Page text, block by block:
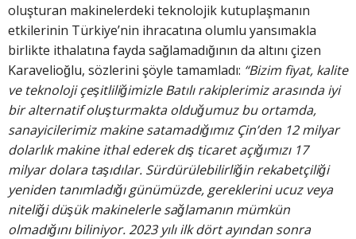
oluşturan makinelerdeki teknolojik kutuplaşmanın
etkilerinin Türkiye’nin ihracatına olumlu yansımakla
birlikte ithalatına fayda sağlamadığının da altını çizen
Karavelioğlu, sözlerini şöyle tamamladı: “Bizim fiyat, kalite
ve teknoloji çeşitliliğimizle Batılı rakiplerimiz arasında iyi
bir alternatif oluşturmakta olduğumuz bu ortamda,
sanayicilerimiz makine satamadığımız Çin’den 12 milyar
dolarlık makine ithal ederek dış ticaret açığımızı 17
milyar dolara taşıdılar. Sürdürülebilirliğin rekabetçiliği
yeniden tanımladığı günümüzde, gereklerini ucuz veya
niteliği düşük makinelerle sağlamanın mümkün
olmadığını biliniyor. 2023 yılı ilk dört ayından sonra